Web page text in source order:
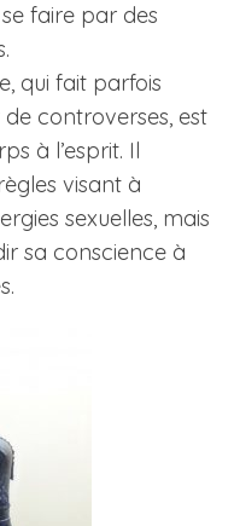
faire par des
qui fait parfois
de controverses, est
à l’esprit. Il
visant à
sexuelles, mais
sa conscience à